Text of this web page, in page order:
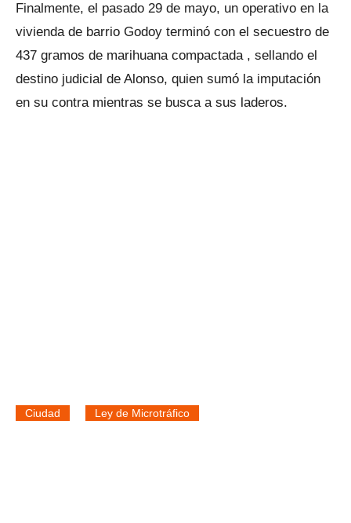
Finalmente, el pasado 29 de mayo, un operativo en la
vivienda de barrio Godoy terminó con el secuestro de
437 gramos de marihuana compactada , sellando el
destino judicial de Alonso, quien sumó la imputación
en su contra mientras se busca a sus laderos.
Ciudad Ley de Microtráfico